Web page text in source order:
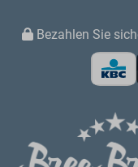
Bezahlen Sie